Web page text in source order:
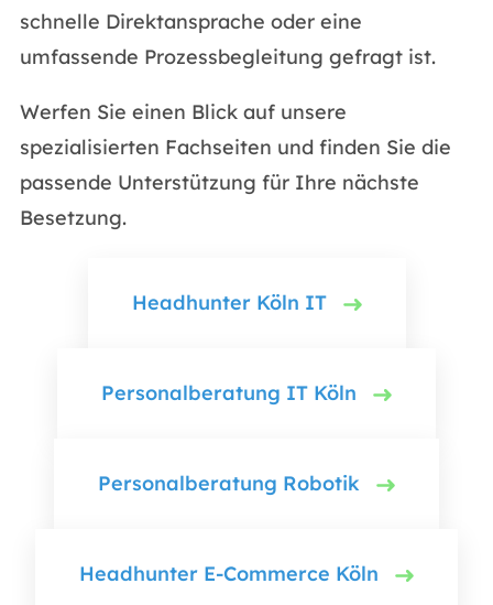
schnelle Direktansprache oder eine
umfassende Prozessbegleitung gefragt ist.
Werfen Sie einen Blick auf unsere
spezialisierten Fachseiten und finden Sie die
passende Unterstützung für Ihre nächste
Besetzung.
Headhunter Köln IT
Personalberatung IT Köln
Personalberatung Robotik
Headhunter E-Commerce Köln